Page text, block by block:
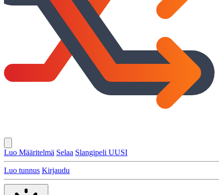
Luo Määritelmä Selaa Slangipeli UUSI
Luo tunnus Kirjaudu